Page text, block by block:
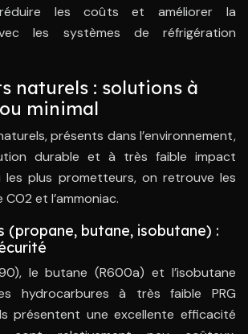
réduire les coûts et améliorer la
les systèmes de réfrigération
naturels : solutions à
minimal
présents dans l’environnement,
durable et à très faible impact
les plus prometteurs, on retrouve les
et l’ammoniac.
(propane, butane, isobutane) :
le butane (R600a) et l’isobutane
hydrocarbures à très faible PRG
présentent une excellente efficacité